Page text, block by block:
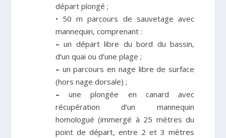
départ plongé ;
• 50 m parcours de sauvetage avec
mannequin, comprenant :
– un départ libre du bord du bassin,
d’un quai ou d’une plage ;
– un parcours en nage libre de surface
(hors nage dorsale) ;
– une plongée en canard avec
récupération d’un mannequin
homologué (immergé à 25 mètres du
point de départ, entre 2 et 3 mètres